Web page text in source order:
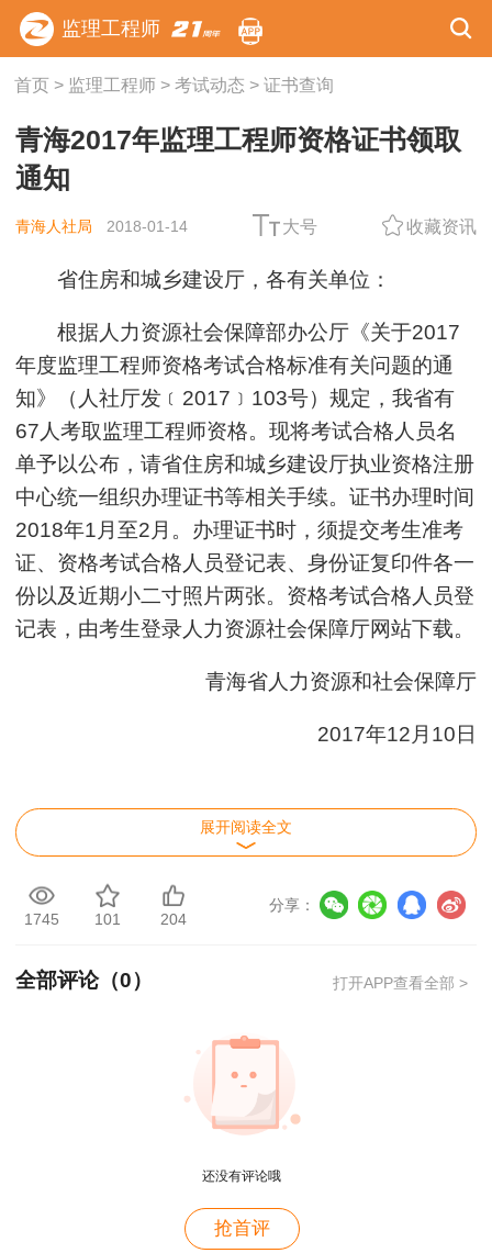
监理工程师
首页> 监理工程师> 考试动态 > 证书查询
青海2017年监理工程师资格证书领取
通知
青海人社局 2018-01-14 大号 收藏资讯
省住房和城乡建设厅，各有关单位：
根据人力资源社会保障部办公厅《关于2017
年度监理工程师资格考试合格标准有关问题的通
知》（人社厅发﹝2017﹞103号）规定，我省有
67人考取监理工程师资格。现将考试合格人员名
单予以公布，请省住房和城乡建设厅执业资格注册
中心统一组织办理证书等相关手续。证书办理时间
2018年1月至2月。办理证书时，须提交考生准考
证、资格考试合格人员登记表、身份证复印件各一
份以及近期小二寸照片两张。资格考试合格人员登
记表，由考生登录人力资源社会保障厅网站下载。
青海省人力资源和社会保障厅
2017年12月10日
【 】 责任编辑：Toffee
展开阅读全文
1745 101 204
分享：
全部评论（0） 打开APP查看全部 >
还没有评论哦
抢首评
这哪儿是老师啊。保姆式教学。教学从各种角度综合